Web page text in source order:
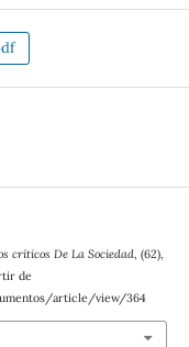
críticos De La Sociedad, (62),
de
article/view/364